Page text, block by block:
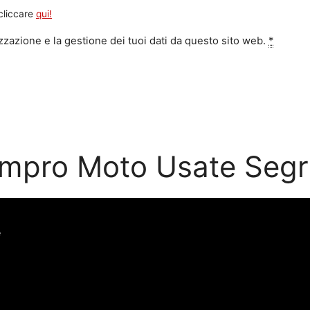
qui!
e la gestione dei tuoi dati da questo sito web. *
Moto Usate